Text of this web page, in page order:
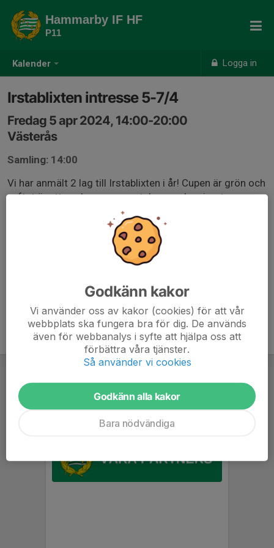
Kalender Logga in
Hammarby IF HF
P11
Irstablixten intresse 5-7/4
Fredag 5 apr 2024, 14:00-20:00
Västerås
Samling: 14:00
Vi har anmält 2 lag till Irstablixten i år! Cupen är grön och
syftet är att spela massa matcher med varierat
motstånd och att ha roligt!
Deltagaravgiften är 1350kr. Kostnader för transport,
medföljande ledare och utgifter på plats tillkommer.
Godkänn kakor
Vi använder oss av kakor (cookies) för att vår
webbplats ska fungera bra för dig. De används
även för webbanalys i syfte att hjälpa oss att
förbättra våra tjänster.
Så använder vi cookies
Godkänn alla kakor
Bara nödvändiga